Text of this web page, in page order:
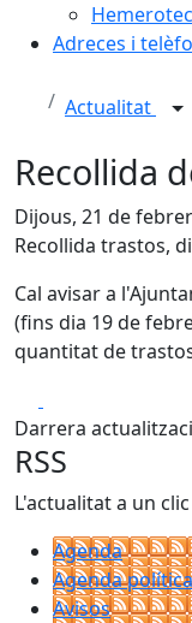
Adreces i
Actualitat
Recollida
Dijous, 21 de
Recollida trastos,
Cal avisar a
(fins dia 19 de
quantitat de
Darrera
RSS
L'actualitat a un clic
Agenda
Agenda política
Avisos